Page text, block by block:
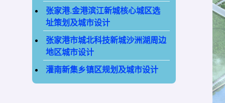
张家港.金港滨江新城核心城区选
址策划及城市设计
张家港市城北科技新城沙洲湖周边
地区城市设计
灌南新集乡镇区规划及城市设计